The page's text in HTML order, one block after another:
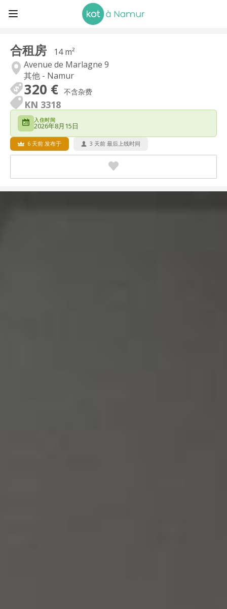
合租房
14 m²
Avenue de Marlagne 9
其他 - Namur
320 € 不含杂费
KN 3318
入住时间
2026年8月15日
6 天前 发布于 3 天前 最后上线时间